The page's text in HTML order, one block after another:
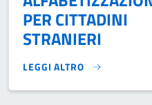
PER CITTADINI
STRANIERI
LEGGI ALTRO
CORSO: ITALIANO PRIMA